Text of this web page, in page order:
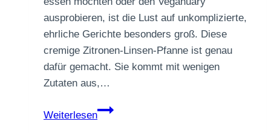
ausprobieren, ist die Lust auf unkomplizierte,
ehrliche Gerichte besonders groß. Diese
cremige Zitronen-Linsen-Pfanne ist genau
dafür gemacht. Sie kommt mit wenigen
Zutaten aus,…
Weiterlesen
Cremige